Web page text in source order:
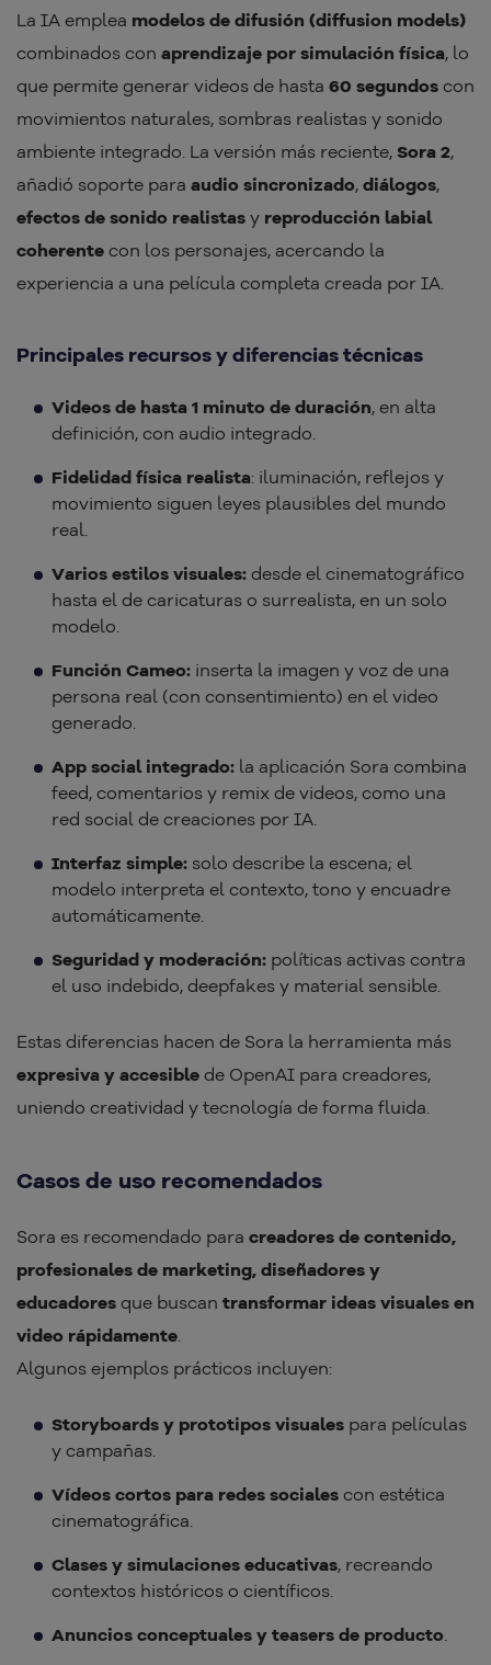
La IA emplea modelos de difusión (diffusion models)
combinados con aprendizaje por simulación física, lo
que permite generar videos de hasta 60 segundos con
movimientos naturales, sombras realistas y sonido
ambiente integrado. La versión más reciente, Sora 2,
añadió soporte para audio sincronizado, diálogos,
efectos de sonido realistas y reproducción labial
coherente con los personajes, acercando la
experiencia a una película completa creada por IA.
Principales recursos y diferencias técnicas
Videos de hasta 1 minuto de duración, en alta
definición, con audio integrado.
Fidelidad física realista: iluminación, reflejos y
movimiento siguen leyes plausibles del mundo
real.
Varios estilos visuales: desde el cinematográfico
hasta el de caricaturas o surrealista, en un solo
modelo.
Función Cameo: inserta la imagen y voz de una
persona real (con consentimiento) en el video
generado.
App social integrado: la aplicación Sora combina
feed, comentarios y remix de videos, como una
red social de creaciones por IA.
Interfaz simple: solo describe la escena; el
modelo interpreta el contexto, tono y encuadre
automáticamente.
Seguridad y moderación: políticas activas contra
el uso indebido, deepfakes y material sensible.
Estas diferencias hacen de Sora la herramienta más
expresiva y accesible de OpenAI para creadores,
uniendo creatividad y tecnología de forma fluida.
Casos de uso recomendados
Sora es recomendado para creadores de contenido,
profesionales de marketing, diseñadores y
educadores que buscan transformar ideas visuales en
video rápidamente
Algunos ejemplos prácticos incluyen:
Storyboards y prototipos visuales para películas
y campañas.
Vídeos cortos para redes sociales con estética
cinematográfica.
Clases y simulaciones educativas, recreando
contextos históricos o científicos.
Anuncios conceptuales y teasers de producto